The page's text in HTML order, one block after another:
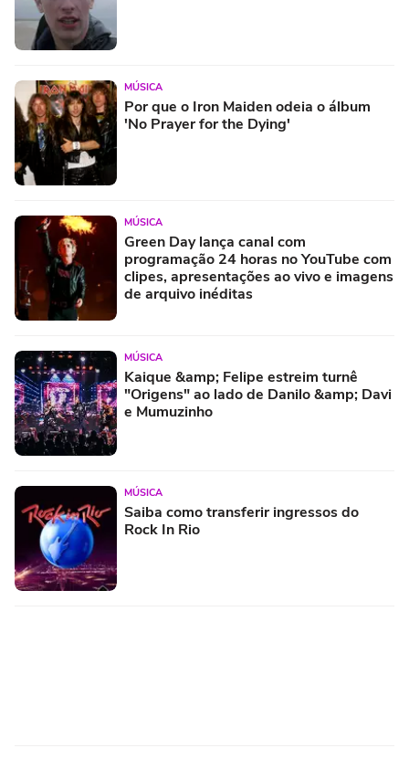
MÚSICA
Por que o Iron Maiden odeia o álbum
'No Prayer for the Dying'
MÚSICA
Green Day lança canal com
programação 24 horas no YouTube com
clipes, apresentações ao vivo e imagens
de arquivo inéditas
MÚSICA
Kaique &amp; Felipe estreim turnê
"Origens" ao lado de Danilo &amp; Davi
e Mumuzinho
MÚSICA
Saiba como transferir ingressos do
Rock In Rio